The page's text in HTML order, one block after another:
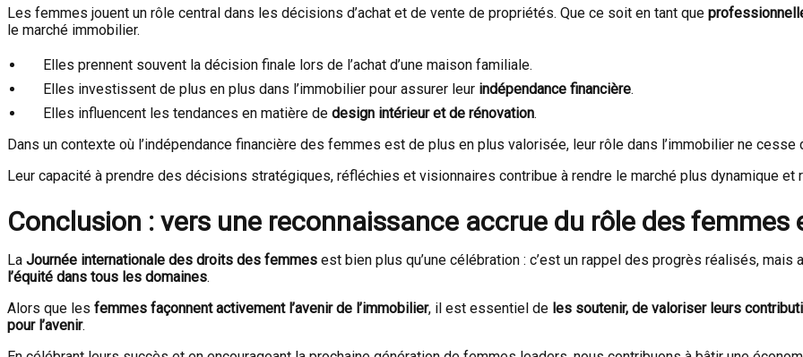
Les femmes jouent un rôle central dans les décisions d’achat et de vente de propriétés. Que ce soit en tant que
le marché immobilier.
Elles prennent souvent la décision finale lors de l’achat d’une maison familiale.
Elles investissent de plus en plus dans l’immobilier pour assurer leur indépendance financière.
Elles influencent les tendances en matière de design intérieur et de rénovation.
Dans un contexte où l’indépendance financière des femmes est de plus en plus valorisée, leur rôle dans l’immobilier ne cesse
Leur capacité à prendre des décisions stratégiques, réfléchies et visionnaires contribue à rendre le marché plus dynamique et
Conclusion : vers une reconnaissance accrue du rôle des femmes
La Journée internationale des droits des femmes est bien plus qu’une célébration : c’est un rappel des progrès réalisés,
l’équité dans tous les domaines.
Alors que les femmes façonnent activement l’avenir de l’immobilier, il est essentiel de les soutenir, de valoriser leurs
pour l’avenir.